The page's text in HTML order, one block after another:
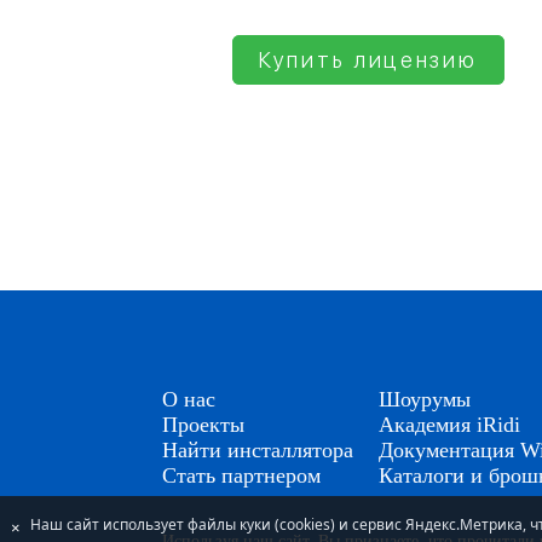
Купить лицензию
О нас
Проекты
Найти инсталлятора
Стать партнером
Шоурумы
Академия iRidi
Документация
Каталоги и
× Наш сайт использует файлы куки (cookies) и сервис Яндекс.Метрика,